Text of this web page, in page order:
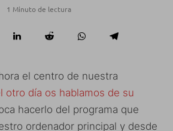
1 Minuto de lectura
el centro de nuestra
otro día os hablamos de su
hacerlo del programa que
ordenador principal y desde